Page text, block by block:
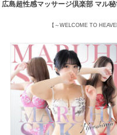
広島超性感マッサージ倶楽部 マル
【～WELCOME TO